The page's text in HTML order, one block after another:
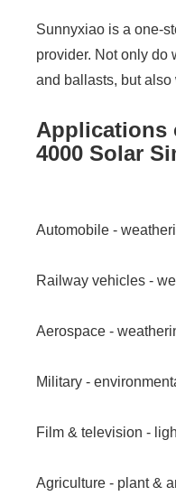
Sunnyxiao is a one-
provider. Not only do
and ballasts, but
Applications
4000 Solar
Automobile -
Railway vehicles -
Aerospace -
Military -
Film & television -
Agriculture - plant &